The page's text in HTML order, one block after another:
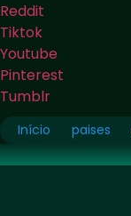
Reddit
Tiktok
Youtube
Pinterest
Tumblr
Início paises